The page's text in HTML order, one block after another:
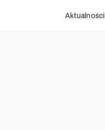
Aktualności